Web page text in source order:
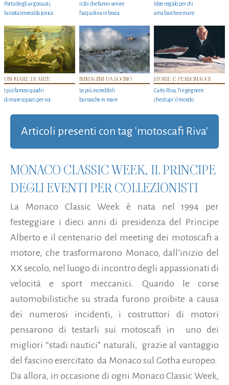
Porto degli argonauti,
la costa smeralda jonica
I cibi che fanno venire
l’acquolina in bocca
Idee regalo per chi
ama barche e mare
UN MARE DI ARTE
I più famosi quadri
di mare copiati per voi
IMMAGINI DA SOGNO
Le più incredibili
burrasche in mare
STORIE E PERSONAGGI
Carlo Riva, l’ingegnere
che stupi' il mondo
Articoli presenti con tag 'motoscafi Riva'
MONACO CLASSIC WEEK, IL PRINCIPE
DEGLI EVENTI PER COLLEZIONISTI
La Monaco Classic Week è nata nel 1994 per
festeggiare i dieci anni di presidenza del Principe
Alberto e il centenario del meeting dei motoscafi a
motore, che trasformarono Monaco, dall’inizio del
XX secolo, nel luogo di incontro degli appassionati di
velocità e sport meccanici. Quando le corse
automobilistiche su strada furono proibite a causa
dei numerosi incidenti, i costruttori di motori
pensarono di testarli sui motoscafi in uno dei
migliori “stadi nautici” naturali, grazie al vantaggio
del fascino esercitato da Monaco sul Gotha europeo.
Da allora, in occasione di ogni Monaco Classic Week,